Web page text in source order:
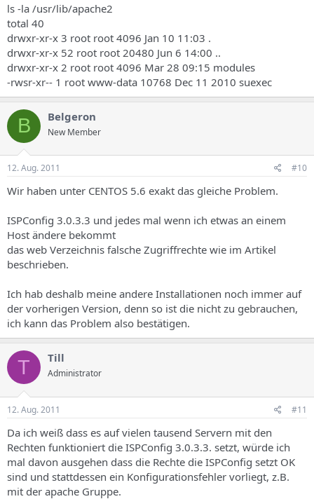
ls -la /usr/lib/apache2
total 40
drwxr-xr-x 3 root root 4096 Jan 10 11:03 .
drwxr-xr-x 52 root root 20480 Jun 6 14:00 ..
drwxr-xr-x 2 root root 4096 Mar 28 09:15 modules
-rwsr-xr-- 1 root www-data 10768 Dec 11 2010 suexec
B Belgeron
New Member
12. Aug. 2011 #10
Wir haben unter CENTOS 5.6 exakt das gleiche Problem.
ISPConfig 3.0.3.3 und jedes mal wenn ich etwas an einem
Host ändere bekommt
das web Verzeichnis falsche Zugriffrechte wie im Artikel
beschrieben.
Ich hab deshalb meine andere Installationen noch immer auf
der vorherigen Version, denn so ist die nicht zu gebrauchen,
ich kann das Problem also bestätigen.
T Till
Administrator
12. Aug. 2011 #11
Da ich weiß dass es auf vielen tausend Servern mit den
Rechten funktioniert die ISPConfig 3.0.3.3. setzt, würde ich
mal davon ausgehen dass die Rechte die ISPConfig setzt OK
sind und stattdessen ein Konfigurationsfehler vorliegt, z.B.
mit der apache Gruppe.